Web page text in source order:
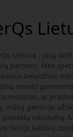
Lietuva , jūsų
partnerį. Mes
belaidžius
maisto
meistras, ar
mūsų gaminiai
pasiektų tobulumą.
HerQs kaištinį